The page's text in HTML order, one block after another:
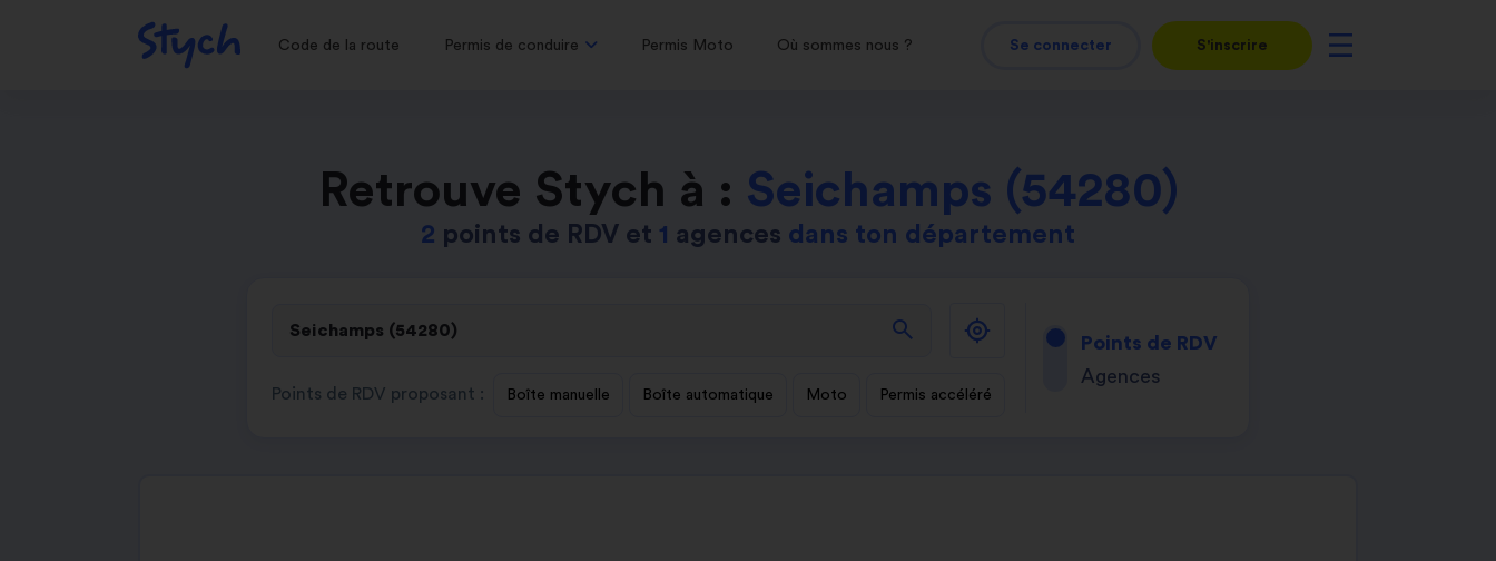
Code de la route Permis de conduire Permis Moto Où sommes nous ? Se connecter S'inscrire
Retrouve Stych à : Seichamps (54280)
2 points de RDV et 1 agences dans ton département
search
Points de RDV proposant : Boîte manuelle Boîte automatique Moto Permis accéléré
Points de RDV
Agences